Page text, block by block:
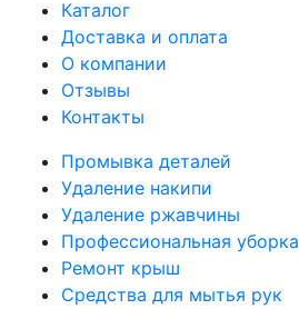
Каталог
Доставка и оплата
О компании
Отзывы
Контакты
Промывка деталей
Удаление накипи
Удаление ржавчины
Профессиональная уборка
Ремонт крыш
Средства для мытья рук